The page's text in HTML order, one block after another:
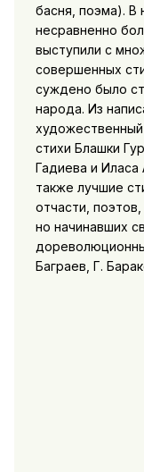
басня, поэма). В
несравненно
выступили с
совершенных
суждено было
народа. Из
стихи Блашки
Гадиева и Иласа
также лучшие
отчасти,
но начинавших
Баграев, Г.